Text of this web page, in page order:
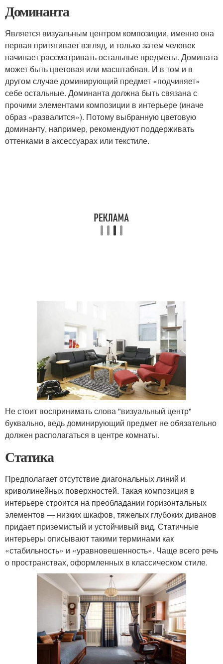
Доминанта
Является визуальным центром композиции, именно она
первая притягивает взгляд, и только затем человек
начинает рассматривать остальные предметы. Домината
может быть цветовая или масштабная. И в том и в
другом случае доминирующий предмет «подчиняет»
себе остальные. Доминанта должна быть связана с
прочими элементами композиции в интерьере (иначе
образ «развалится»). Потому выбранную цветовую
доминанту, например, рекомендуют поддерживать
оттенками в аксессуарах или текстиле.
Не стоит воспринимать слова "визуальный центр"
буквально, ведь доминирующий предмет не обязательно
должен располагаться в центре комнаты.
Статика
Предполагает отсутствие диагональных линий и
криволинейных поверхностей. Такая композиция в
интерьере строится на преобладании горизонтальных
элементов — низких шкафов, тяжелых глубоких диванов
придает приземистый и устойчивый вид. Статичные
интерьеры описывают такими терминами как
«стабильность» и «уравновешенность». Чаще всего речь
о пространствах, оформленных в классическом стиле.